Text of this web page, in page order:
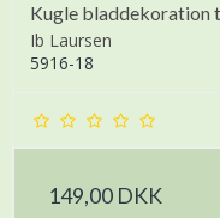
Kugle bladdekoration
Ib Laursen
5916-18
149,00 DKK